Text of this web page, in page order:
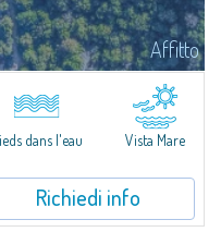
Affitto
confinante mare a Baja
principale (20mt) che alle
cuore della Costa...
dans l'eau Vista Mare
Richiedi info